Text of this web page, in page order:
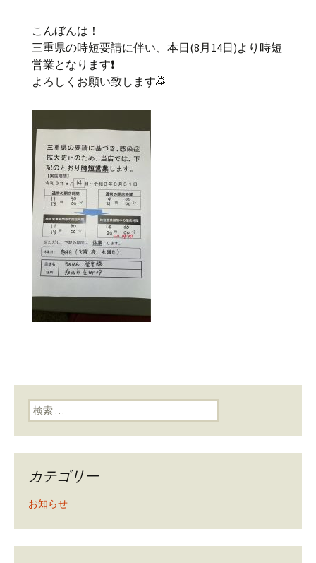
こんぼんは！
三重県の時短要請に伴い、本日(8月14日)より時短
営業となります❗
よろしくお願い致します🙇
検索:
カテゴリー
お知らせ